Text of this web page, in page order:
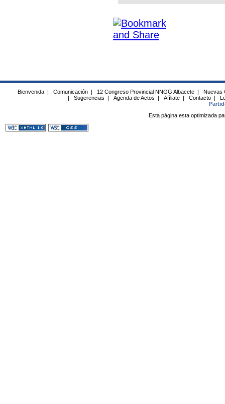
Bienvenida | Comunicación | 12 Congreso Provincial NNGG Albacete |
Nuevas
|
Sugerencias | Agenda de Actos | Afíliate | Contacto |
Esta página esta optimizada